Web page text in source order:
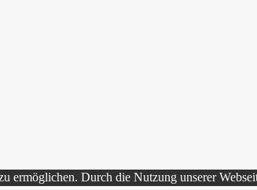
ermöglichen. Durch die Nutzung unserer